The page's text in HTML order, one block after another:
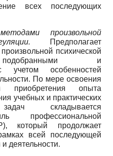
всех последующих
произвольной
Предполагает
психической
подобранными и
учетом особенностей
По мере освоения
опыта
учебных и практических
складывается
профессиональной
который продолжает
всей последующей
деятельности.